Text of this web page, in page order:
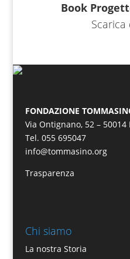
Book
FONDAZIONE
Via Ontignano, 52 – 50014
Tel. 055 695047
info@tommasino.org
Trasparenza
Chi siamo
La nostra Storia